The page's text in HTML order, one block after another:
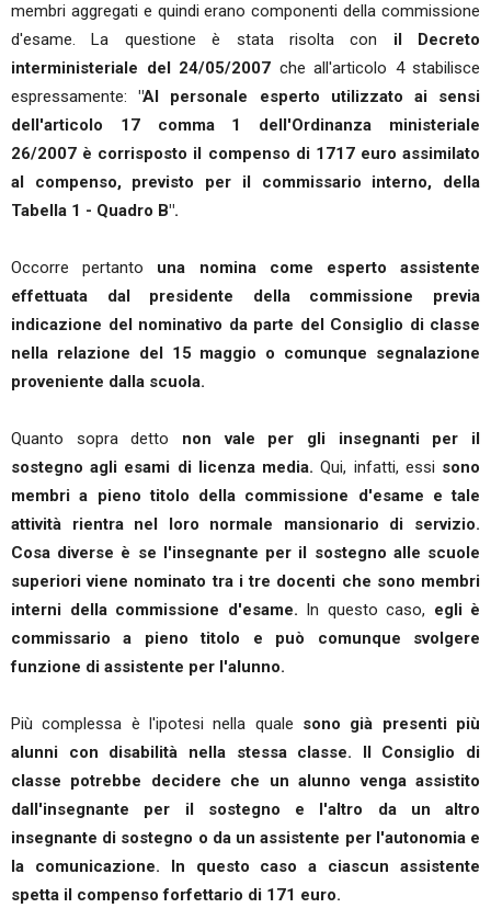
membri aggregati e quindi erano componenti della commissione
d'esame. La questione è stata risolta con il Decreto
interministeriale del 24/05/2007 che all'articolo 4 stabilisce
espressamente:"Al personale esperto utilizzato ai sensi
dell'articolo 17 comma 1 dell'Ordinanza ministeriale
26/2007 è corrisposto il compenso di 1717 euro assimilato
al compenso, previsto per il commissario interno, della
Tabella 1 - Quadro B".
Occorre pertanto una nomina come esperto assistente
effettuata dal presidente della commissione previa
indicazione del nominativo da parte del Consiglio di classe
nella relazione del 15 maggio o comunque segnalazione
proveniente dalla scuola.
Quanto sopra detto non vale per gli insegnanti per il
sostegno agli esami di licenza media. Qui, infatti, essi sono
membri a pieno titolo della commissione d'esame e tale
attività rientra nel loro normale mansionario di servizio.
Cosa diverse è se l'insegnante per il sostegno alle scuole
superiori viene nominato tra i tre docenti che sono membri
interni della commissione d'esame. In questo caso, egli è
commissario a pieno titolo e può comunque svolgere
funzione di assistente per l'alunno.
Più complessa è l'ipotesi nella quale sono già presenti più
alunni con disabilità nella stessa classe. Il Consiglio di
classe potrebbe decidere che un alunno venga assistito
dall'insegnante per il sostegno e l'altro da un altro
insegnante di sostegno o da un assistente per l'autonomia e
la comunicazione. In questo caso a ciascun assistente
spetta il compenso forfettario di 171 euro.